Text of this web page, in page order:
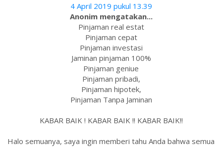
4 April 2019 pukul 13.39
Anonim mengatakan...
Pinjaman real estat
Pinjaman cepat
Pinjaman investasi
Jaminan pinjaman 100%
Pinjaman geniue
Pinjaman pribadi,
Pinjaman hipotek,
Pinjaman Tanpa Jaminan
KABAR BAIK ! KABAR BAIK !! KABAR BAIK!!
Halo semuanya, saya ingin memberi tahu Anda bahwa semua